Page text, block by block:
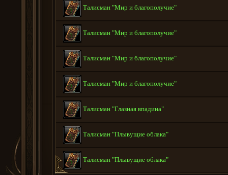
Талисман "Мир и благополучие"
Талисман "Мир и благополучие"
Талисман "Мир и благополучие"
Талисман "Мир и благополучие"
Талисман "Глазная впадина"
Талисман "Плывущие облака"
Талисман "Плывущие облака"